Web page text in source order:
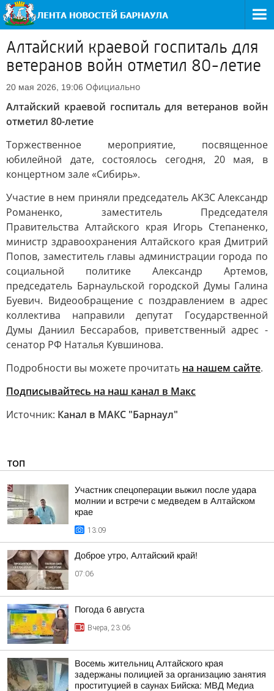
Алтайский краевой госпиталь для
ветеранов войн отметил 80-летие
20 мая 2026, 19:06 Официально
Алтайский краевой госпиталь для ветеранов войн
отметил 80-летие
Торжественное мероприятие, посвященное
юбилейной дате, состоялось сегодня, 20 мая, в
концертном зале «Сибирь».
Участие в нем приняли председатель АКЗС Александр
Романенко, заместитель Председателя
Правительства Алтайского края Игорь Степаненко,
министр здравоохранения Алтайского края Дмитрий
Попов, заместитель главы администрации города по
социальной политике Александр Артемов,
председатель Барнаульской городской Думы Галина
Буевич. Видеообращение с поздравлением в адрес
коллектива направили депутат Государственной
Думы Даниил Бессарабов, приветственный адрес -
сенатор РФ Наталья Кувшинова.
Подробности вы можете прочитать на нашем сайте.
Подписывайтесь на наш канал в Макс
Источник: Канал в МАКС "Барнаул"
ТОП
Участник спецоперации выжил после удара
молнии и встречи с медведем в Алтайском
крае
13:09
Доброе утро, Алтайский край!
07:06
Погода 6 августа
Вчера, 23:06
Восемь жительниц Алтайского края
задержаны полицией за организацию занятия
проституцией в саунах Бийска: МВД Медиа